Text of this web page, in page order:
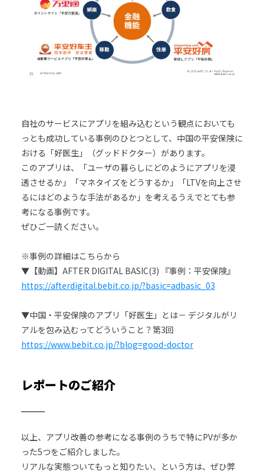
自社のサービスにアプリを組み込むという観点においても
っとも成功している事例のひとつとして、中国の平安保険に
おける「好医生」（グッドドクター）があります。
このアプリは、「ユーザの暮らしにどのようにアプリを浸
透させるか」「マネタイズをどうするか」「LTVを向上させ
るにはどのような手法があるか」を考えるうえでとても参
考になる事例です。
ぜひご一読ください。
※事例の詳細はこちらから
▼【動画】AFTER DIGITAL BASIC(3) 『事例：平安保険』
https://afterdigital.bebit.co.jp/?basic=adbasic_03
▼中国・平安保険のアプリ「好医生」とは－ デジタルがリ
アルを包み込むってどういうこと？第3回
https://www.bebit.co.jp/?blog=good-doctor
レポートのご紹介
以上、アプリ改善の参考になる事例のうちで特にPVが多か
った5つをご紹介しました。
リアルな実態ついてもっと知りたい、という方は、ぜひ弊